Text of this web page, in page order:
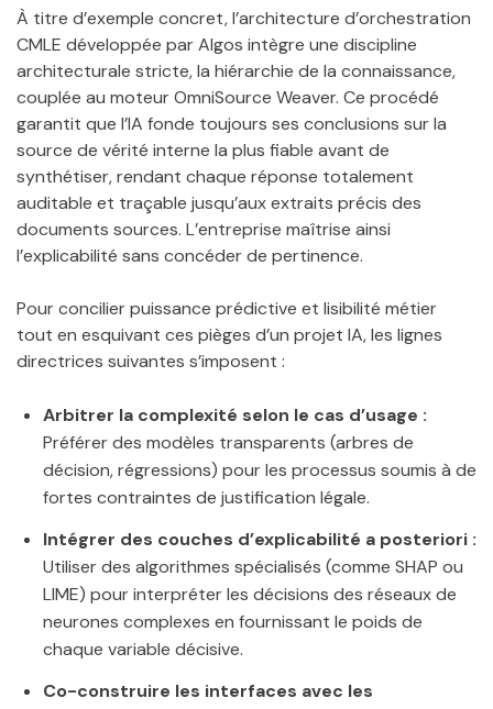
À titre d’exemple concret, l’architecture d’orchestration
CMLE développée par Algos intègre une discipline
architecturale stricte, la hiérarchie de la connaissance,
couplée au moteur OmniSource Weaver. Ce procédé
garantit que l’IA fonde toujours ses conclusions sur la
source de vérité interne la plus fiable avant de
synthétiser, rendant chaque réponse totalement
auditable et traçable jusqu’aux extraits précis des
documents sources. L’entreprise maîtrise ainsi
l’explicabilité sans concéder de pertinence.
Pour concilier puissance prédictive et lisibilité métier
tout en esquivant ces pièges d’un projet IA, les lignes
directrices suivantes s’imposent :
Arbitrer la complexité selon le cas d’usage :
Préférer des modèles transparents (arbres de
décision, régressions) pour les processus soumis à de
fortes contraintes de justification légale.
Intégrer des couches d’explicabilité a posteriori :
Utiliser des algorithmes spécialisés (comme SHAP ou
LIME) pour interpréter les décisions des réseaux de
neurones complexes en fournissant le poids de
chaque variable décisive.
Co-construire les interfaces avec les